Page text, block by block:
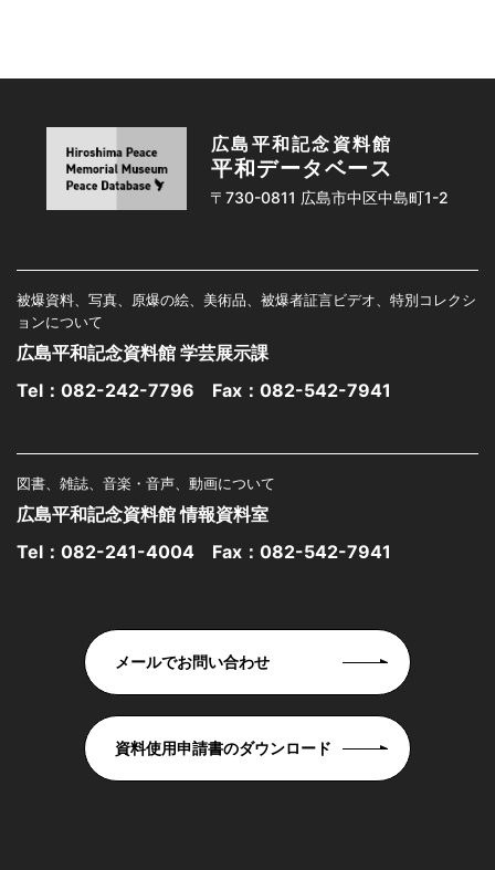
広島平和記念資料館
平和データベース
〒730-0811 広島市中区中島町1-2
被爆資料、写真、原爆の絵、美術品、被爆者証言ビデオ、特別コレクシ
ョンについて
広島平和記念資料館 学芸展示課
Tel： 082-242-7796 Fax：082-542-7941
図書、雑誌、音楽・音声、動画について
広島平和記念資料館 情報資料室
Tel： 082-241-4004 Fax：082-542-7941
メールでお問い合わせ
資料使用申請書のダウンロード